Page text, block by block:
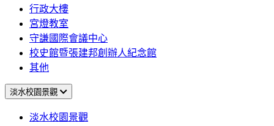
行政大樓
宮燈教室
守謙國際會議中心
校史館暨張建邦創辦人紀念館
其他
淡水校園景觀
淡水校園景觀